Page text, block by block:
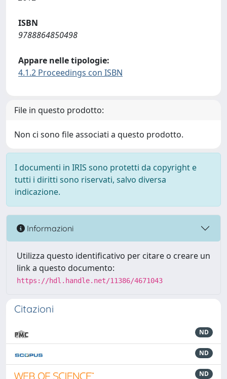
ISBN
9788864850498
Appare nelle tipologie:
4.1.2 Proceedings con ISBN
File in questo prodotto:
Non ci sono file associati a questo prodotto.
I documenti in IRIS sono protetti da copyright e
tutti i diritti sono riservati, salvo diversa
indicazione.
Informazioni
Utilizza questo identificativo per citare o creare un
link a questo documento:
https://hdl.handle.net/11386/4671043
Citazioni
ND
ND
ND